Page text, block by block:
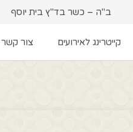
ב"ה – כשר בד"ץ בית יוסף
קייטרינג לאירועים צור קשר